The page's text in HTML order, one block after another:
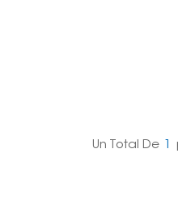
Un Total De 1